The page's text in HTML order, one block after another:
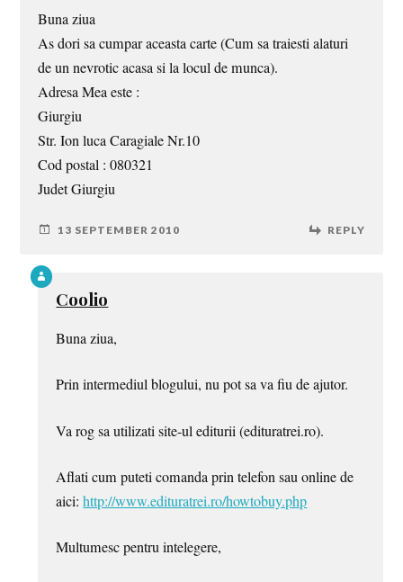
Buna ziua
As dori sa cumpar aceasta carte (Cum sa traiesti alaturi
de un nevrotic acasa si la locul de munca).
Adresa Mea este :
Giurgiu
Str. Ion luca Caragiale Nr.10
Cod postal : 080321
Judet Giurgiu
13 SEPTEMBER 2010 REPLY
Coolio
Buna ziua,
Prin intermediul blogului, nu pot sa va fiu de ajutor.
Va rog sa utilizati site-ul editurii (edituratrei.ro).
Aflati cum puteti comanda prin telefon sau online de
aici:http://www.edituratrei.ro/howtobuy.php
Multumesc pentru intelegere,